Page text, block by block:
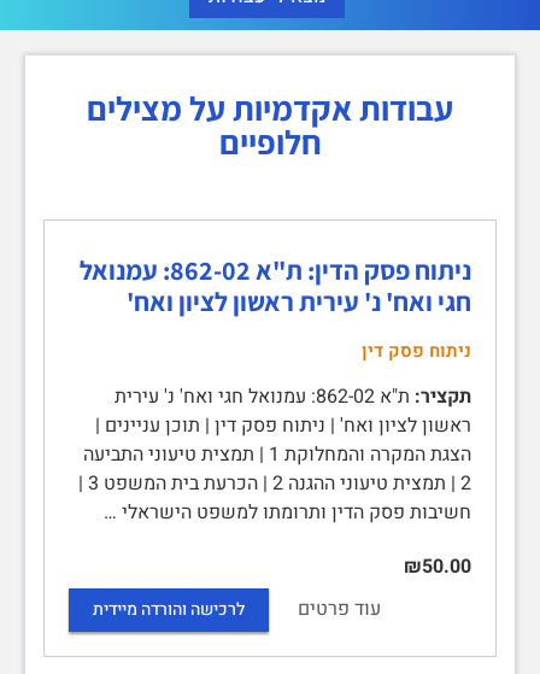
עבודות אקדמיות על מצילים
חלופיים
ניתוח פסק הדין: ת"א 862-02: עמנואל
חגי ואח' נ' עירית ראשון לציון ואח'
ניתוח פסק דין
תקציר:
ת"א 862-02: עמנואל חגי ואח' נ' עירית
ראשון לציון ואח' | ניתוח פסק דין | תוכן עניינים |
הצגת המקרה והמחלוקת 1 | תמצית טיעוני התביעה
2 | תמצית טיעוני ההגנה 2 | הכרעת בית המשפט 3 |
חשיבות פסק הדין ותרומתו למשפט הישראלי …
₪50.00
עוד פרטים
לרכישה והורדה מיידית